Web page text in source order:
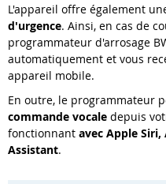
L'appareil offre également
d'urgence. Ainsi, en cas de
programmateur d'arrosage
automatiquement et vous
appareil mobile.
En outre, le programmateur
commande vocale depuis
fonctionnant avec Apple Siri,
Assistant.